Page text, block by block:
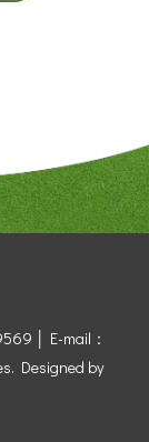
│
E-mail：
Designed by